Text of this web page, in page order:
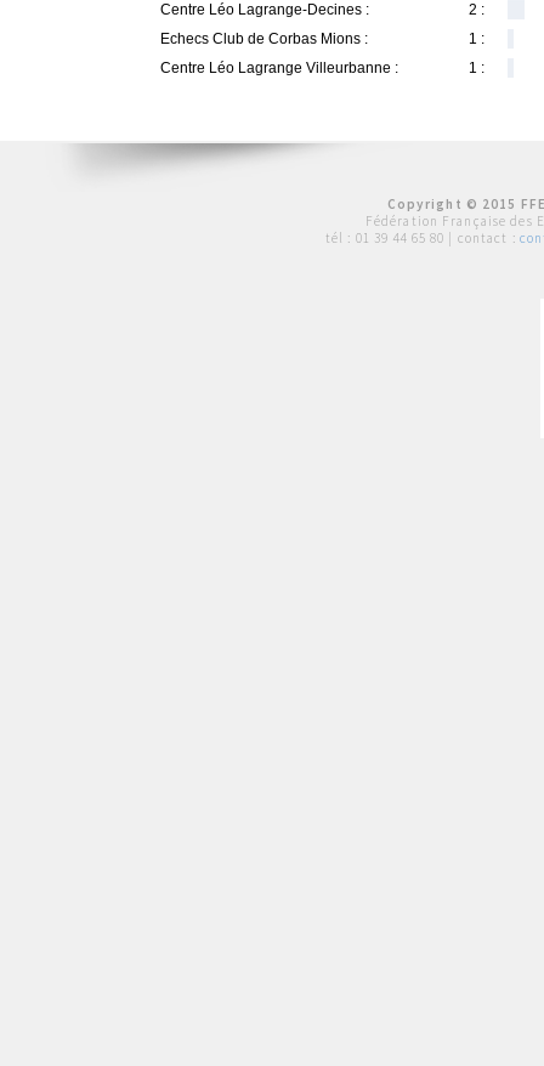
Centre Léo Lagrange-Decines :
2 :
Echecs Club de Corbas Mions :
1 :
Centre Léo Lagrange Villeurbanne :
1 :
Copyright © 2015
Fédération Française des
tél : 01 39 44 65 80 | contact :